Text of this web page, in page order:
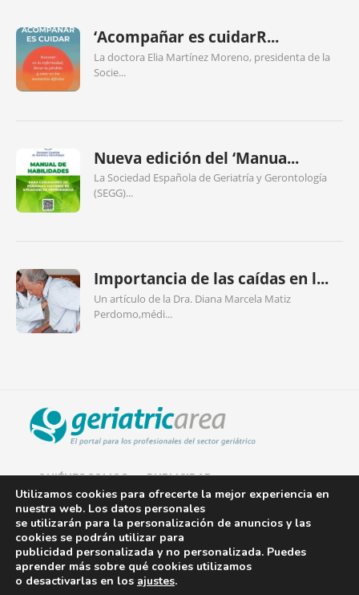
‘Acompañar es cuidarR...
La doctora Elia Martínez Moreno, presidenta de la
Socie...
Nueva edición del ‘Manua...
La Sociedad Española de Geriatría y Gerontología
(SEGG)...
Importancia de las caídas en l...
Un artículo de la Dra. Diana Marcela Matiz
Perdomo,médi...
QUIÉNES SOMOS PUBLICIDAD
AVISO LEGAL
POLÍTICA DE COOKIES
POLÍTICA DE PRIVACIDAD
Utilizamos cookies para ofrecerte la mejor experiencia en
nuestra web. Los datos personales
se utilizarán para la personalización de anuncios y las
cookies se podrán utilizar para
publicidad personalizada y no personalizada. Puedes
aprender más sobre qué cookies utilizamos
o desactivarlas en los ajustes.